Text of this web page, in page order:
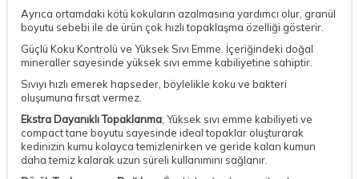
Ayrıca ortamdaki kötü kokuların azalmasına yardımcı olur, granül
boyutu sebebi ile de ürün çok hızlı topaklaşma özelliği gösterir.
Güçlü Koku Kontrolü ve Yüksek Sıvı Emme. İçeriğindeki doğal
mineraller sayesinde yüksek sıvı emme kabiliyetine sahiptir.
Sıvıyı hızlı emerek hapseder, böylelikle koku ve bakteri
oluşumuna fırsat vermez.
Ekstra Dayanıklı Topaklanma; Yüksek sıvı emme kabiliyeti ve
compact tane boyutu sayesinde ideal topaklar oluşturarak
kedinizin kumu kolayca temizlenirken ve geride kalan kumun
daha temiz kalarak uzun süreli kullanımını sağlanır.